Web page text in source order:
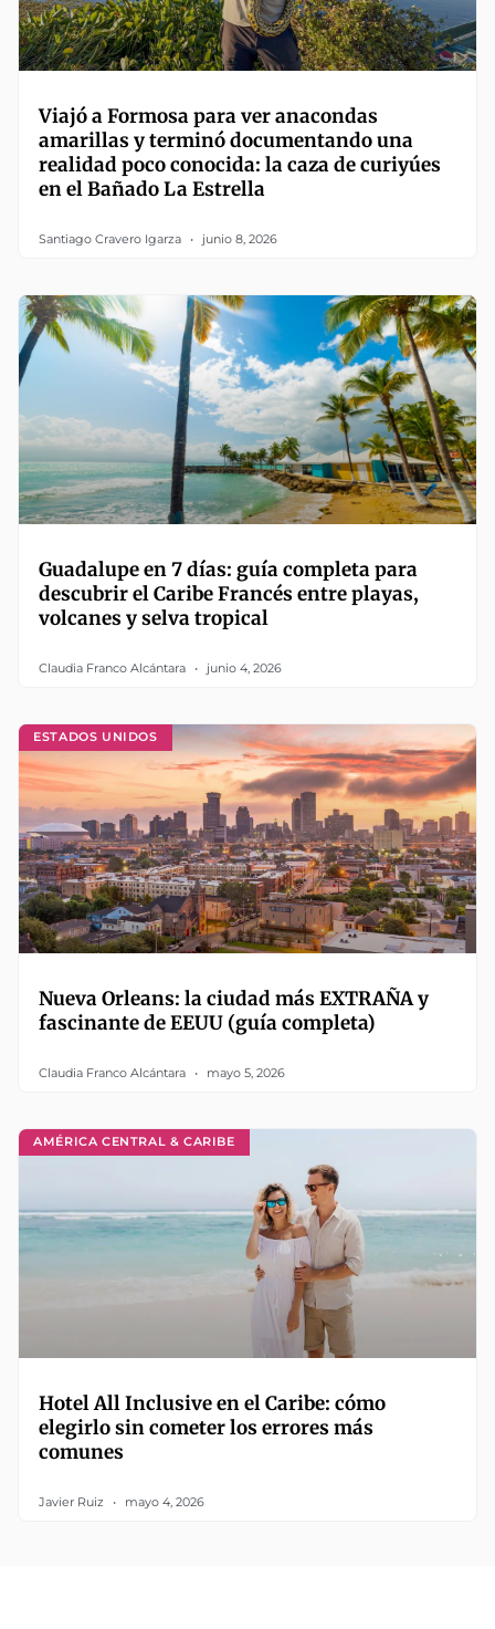
Viajó a Formosa para ver anacondas
amarillas y terminó documentando una
realidad poco conocida: la caza de curiyúes
en el Bañado La Estrella
Santiago Cravero Igarza junio 8, 2026
Guadalupe en 7 días: guía completa para
descubrir el Caribe Francés entre playas,
volcanes y selva tropical
Claudia Franco Alcántara junio 4, 2026
ESTADOS UNIDOS
Nueva Orleans: la ciudad más EXTRAÑA y
fascinante de EEUU (guía completa)
Claudia Franco Alcántara mayo 5, 2026
AMÉRICA CENTRAL & CARIBE
Hotel All Inclusive en el Caribe: cómo
elegirlo sin cometer los errores más
comunes
Javier Ruiz mayo 4, 2026